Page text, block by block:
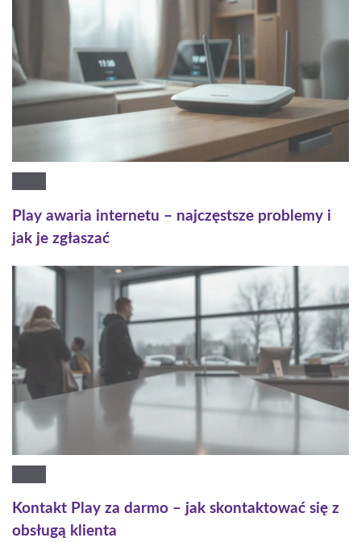
Play awaria internetu – najczęstsze problemy i
jak je zgłaszać
Kontakt Play za darmo – jak skontaktować się z
obsługą klienta